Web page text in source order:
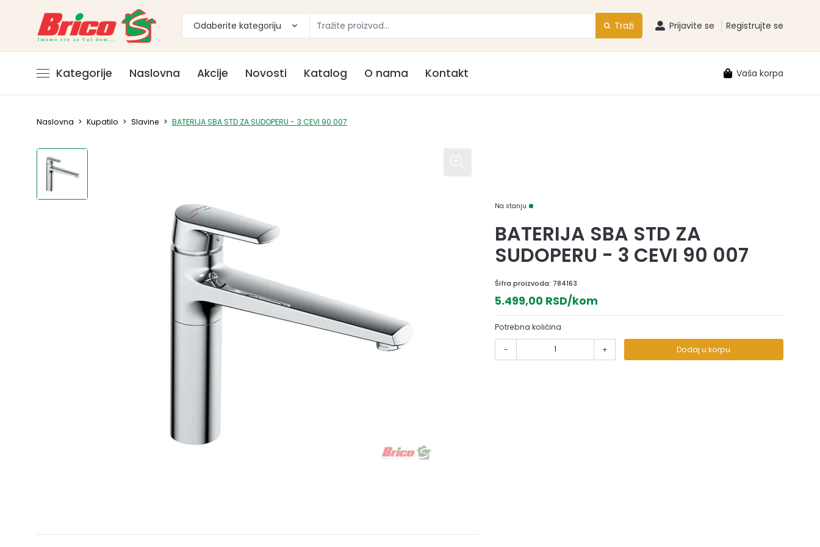
Odaberite kategoriju Traži Prijavite se Registrujte se
Kategorije Naslovna Akcije Novosti Katalog O nama Kontakt Vaša korpa
Naslovna > Kupatilo > Slavine > BATERIJA SBA STD ZA SUDOPERU - 3 CEVI 90 007
Na stanju
BATERIJA SBA STD ZA
SUDOPERU - 3 CEVI 90 007
Šifra proizvoda: 784163
5.499,00 RSD/kom
Potrebna količina
- + Dodaj u korpu